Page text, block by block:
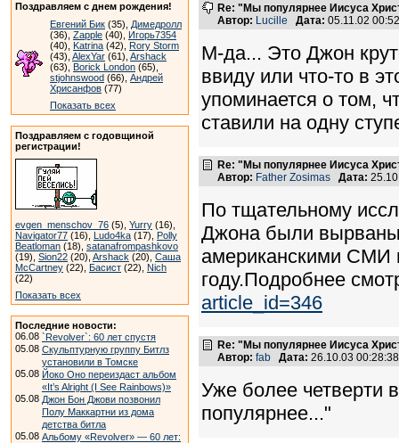
Поздравляем с днем рождения!
Евгений Бик (35), Димедролл
(36), Zapple (40), Игорь7354
(40), Katrina (42), Rory Storm
(43), AlexYar (61), Arshack
(63), Borick London (65),
stjohnswood (66), Андрей
Хрисанфов (77)
Показать всех
Поздравляем с годовщиной
регистрации!
evgen_menschov_76 (5), Yurry (16),
Navigator77 (16), Ludo4ka (17), Polly
Beatloman (18), satanafrompashkovo
(19), Sion22 (20), Arshack (20), Саша
McCartney (22), Басист (22), Nich
(22)
Показать всех
Последние новости:
06.08 `Revolver`: 60 лет спустя
05.08 Скульптурную группу Битлз
установили в Томске
05.08 Йоко Оно переиздаст альбом
«It’s Alright (I See Rainbows)»
05.08 Джон Бон Джови позвонил
Полу Маккартни из дома
детства битла
05.08 Альбому «Revolver» — 60 лет:
Re: "Мы популярнее Иисуса
Автор: Lucille Дата: 05.11.02
М-да... Это Джон
ввиду или что-то в
упоминается о том,
ставили на одну
Re: "Мы популярнее Иисуса
Автор: Father Zosimas Дата:
По тщательному
Джона были вырваны
американскими СМИ
году.Подробнее
article_id=346
Re: "Мы популярнее Иисуса
Автор: fab Дата: 26.10.03
Уже более четверти
популярнее..."